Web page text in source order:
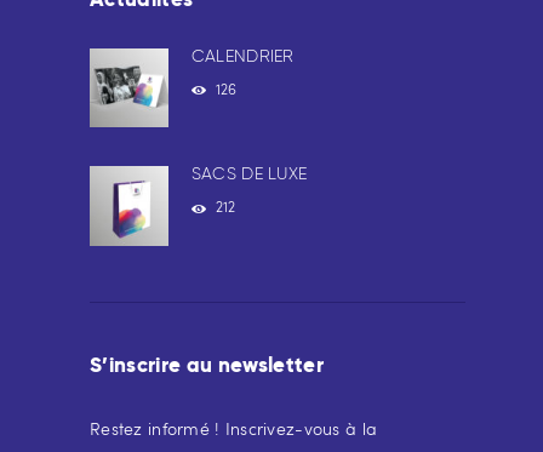
CALENDRIER
126
SACS DE LUXE
212
S’inscrire au newsletter
Restez informé ! Inscrivez-vous à la